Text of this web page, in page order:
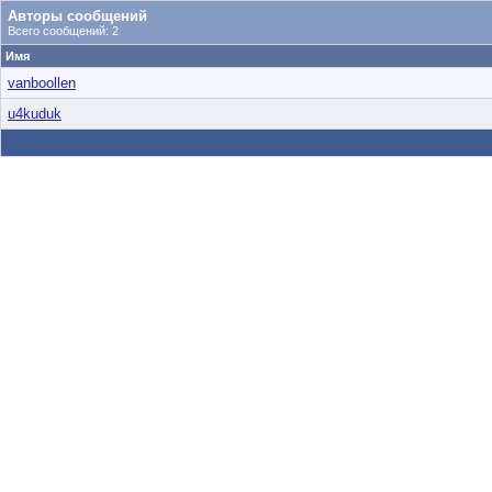
Авторы сообщений
Всего сообщений: 2
Имя
vanboollen
u4kuduk